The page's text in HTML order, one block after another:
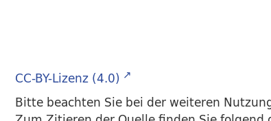
CC-BY-Lizenz (4.0)
Bitte beachten Sie bei der weiteren